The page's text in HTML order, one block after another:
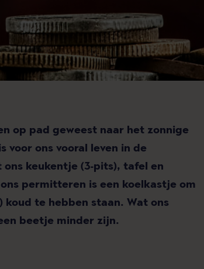
op pad geweest naar het zonnige
voor ons vooral leven in de
keukentje (3-pits), tafel en
permitteren is een koelkastje om
te hebben staan. Wat ons
beetje minder zijn.